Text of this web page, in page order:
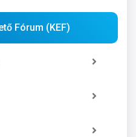
Fórum (KEF)